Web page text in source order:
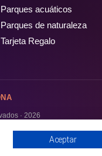
Parques acuáticos
Parques de naturaleza
Tarjeta Regalo
· 2026
Aceptar